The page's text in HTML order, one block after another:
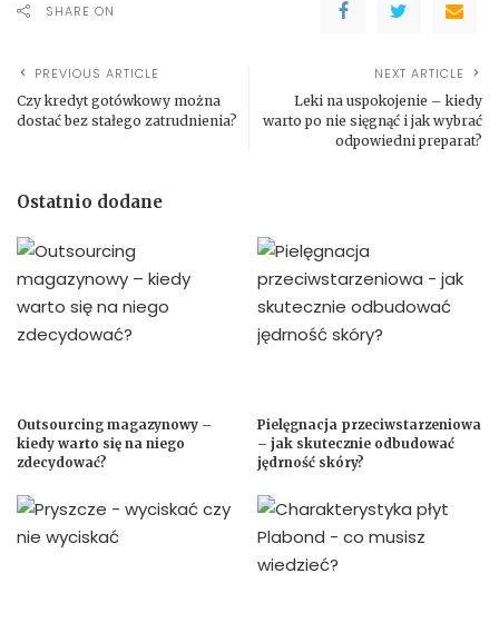
SHARE ON
PREVIOUS ARTICLE
Czy kredyt gotówkowy można
dostać bez stałego zatrudnienia?
NEXT ARTICLE
Leki na uspokojenie – kiedy
warto po nie sięgnąć i jak wybrać
odpowiedni preparat?
Ostatnio dodane
Outsourcing magazynowy –
kiedy warto się na niego
zdecydować?
Pielęgnacja przeciwstarzeniowa
– jak skutecznie odbudować
jędrność skóry?